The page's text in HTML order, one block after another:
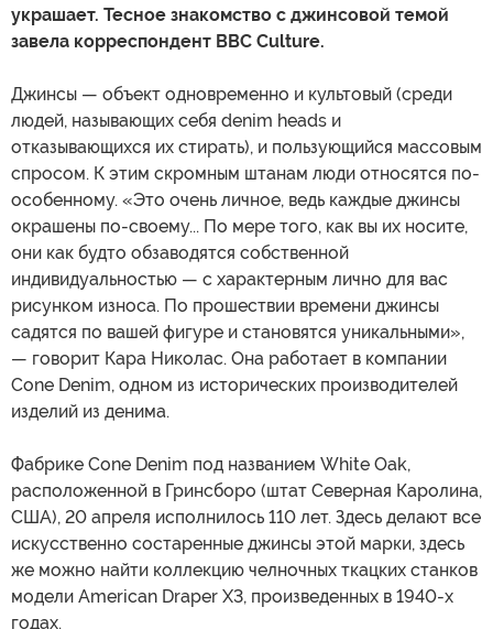
украшает. Тесное знакомство с джинсовой темой
завела корреспондент BBC Culture.
Джинсы — объект одновременно и культовый (среди
людей, называющих себя denim heads и
отказывающихся их стирать), и пользующийся массовым
спросом. К этим скромным штанам люди относятся по-
особенному. «Это очень личное, ведь каждые джинсы
окрашены по-своему... По мере того, как вы их носите,
они как будто обзаводятся собственной
индивидуальностью — с характерным лично для вас
рисунком износа. По прошествии времени джинсы
садятся по вашей фигуре и становятся уникальными»,
— говорит Кара Николас. Она работает в компании
Cone Denim, одном из исторических производителей
изделий из денима.
Фабрике Cone Denim под названием White Oak,
расположенной в Гринсборо (штат Северная Каролина,
США), 20 апреля исполнилось 110 лет. Здесь делают все
искусственно состаренные джинсы этой марки, здесь
же можно найти коллекцию челночных ткацких станков
модели American Draper X3, произведенных в 1940-х
годах.